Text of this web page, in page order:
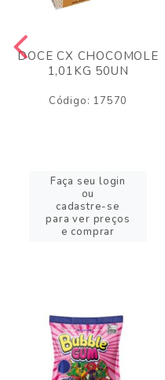
DOCE CX CHOCOMOLE
1,01KG 50UN
Código: 17570
Faça seu login
ou
cadastre-se
para ver preços
e comprar